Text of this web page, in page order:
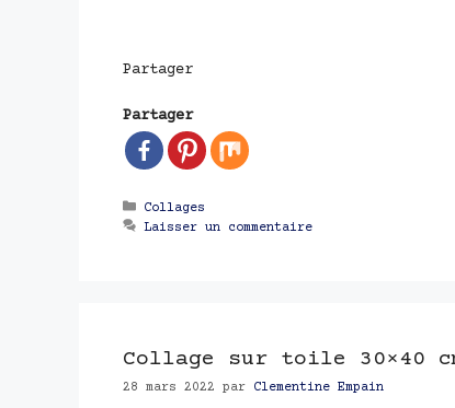
Partager
Partager
Catégories
Collages
Laisser un commentaire
Collage sur toile 30×40
28 mars 2022 par Clementine Empain